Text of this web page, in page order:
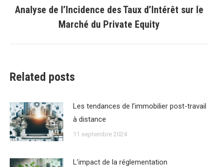
suivant
:
Analyse de l’Incidence des Taux d’Intérêt sur le
Marché du Private Equity
Related posts
Les tendances de lʼimmobilier post-travail
à distance
11 septembre 2024
Lʼimpact de la réglementation